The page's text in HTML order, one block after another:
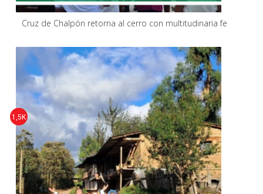
Cruz de Chalpón retorna al cerro con multitudinaria fe
1,5K